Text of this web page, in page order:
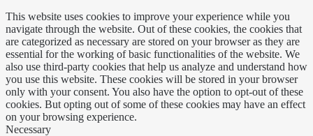
This website uses cookies to improve your experience while you
navigate through the website. Out of these cookies, the cookies that
are categorized as necessary are stored on your browser as they are
essential for the working of basic functionalities of the website. We
also use third-party cookies that help us analyze and understand how
you use this website. These cookies will be stored in your browser
only with your consent. You also have the option to opt-out of these
cookies. But opting out of some of these cookies may have an effect
on your browsing experience.
Necessary